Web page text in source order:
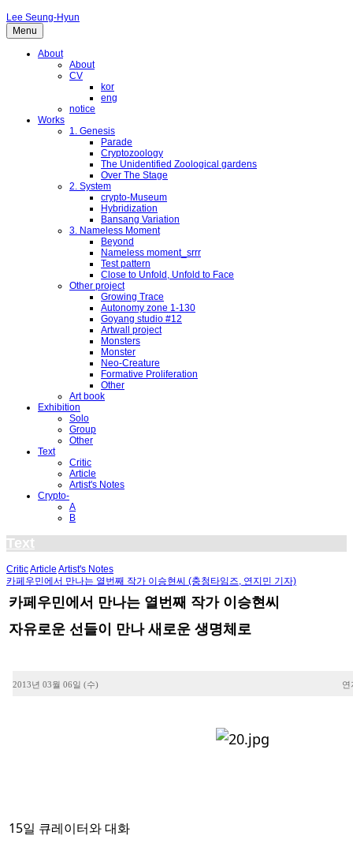
Lee Seung-Hyun
Menu
About
About
CV
kor
eng
notice
Works
1. Genesis
Parade
Cryptozoology
The Unidentified Zoological gardens
Over The Stage
2. System
crypto-Museum
Hybridization
Bansang Variation
3. Nameless Moment
Beyond
Nameless moment_srrr
Test pattern
Close to Unfold, Unfold to Face
Other project
Growing Trace
Autonomy zone 1-130
Goyang studio #12
Artwall project
Monsters
Monster
Neo-Creature
Formative Proliferation
Other
Art book
Exhibition
Solo
Group
Other
Text
Critic
Article
Artist's Notes
Crypto-
A
B
Text
CriticArticle Artist's Notes
카페우민에서 만나는 열번째 작가 이승현씨 (충청타임즈, 연지민 기자)
카페우민에서 만나는 열번째 작가 이승현씨
자유로운 선들이 만나 새로운 생명체로
2013년 03월 06일 (수) 연
15일 큐레이터와 대화